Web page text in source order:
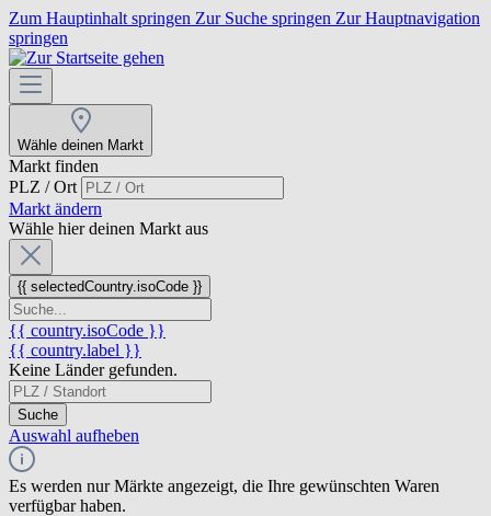
Zum Hauptinhalt springen Zur Suche springen Zur Hauptnavigation
springen
Wähle deinen Markt
Markt finden
PLZ / Ort
Markt ändern
Wähle hier deinen Markt aus
{{ selectedCountry.isoCode }}
{{ country.isoCode }}
{{ country.label }}
Keine Länder gefunden.
Suche
Auswahl aufheben
Es werden nur Märkte angezeigt, die Ihre gewünschten Waren
verfügbar haben.